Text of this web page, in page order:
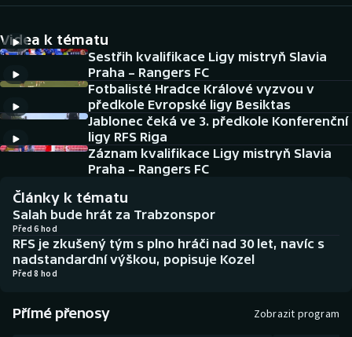
Cyklistika
DALŠÍ SPORTY
Americký fotbal
Baseball a softbal
Basketbal
Biatlon
Box
NEPŘEHLÉDNĚTE
Historické návraty
Aplikace ČT sport
Videa k tématu
Sestřih kvalifikace Ligy mistryň Slavia
Praha – Rangers FC
Fotbalisté Hradce Králové vyzvou v
předkole Evropské ligy Besiktas
Jablonec čeká ve 3. předkole Konferenční
ligy RFS Riga
Záznam kvalifikace Ligy mistryň Slavia
Praha – Rangers FC
Články k tématu
Salah bude hrát za Trabzonspor
Před 6 hod
RFS je zkušený tým s plno hráči nad 30 let, navíc s
nadstandardní výškou, popisuje Kozel
Před 8 hod
Přímé přenosy Zobrazit program